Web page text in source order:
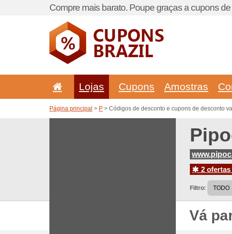
Compre mais barato. Poupe graças a cupons
Lojas Cupons Amostras
Página principal > P > Códigos de desconto e cupons de desconto
2
Filtro:
Vá